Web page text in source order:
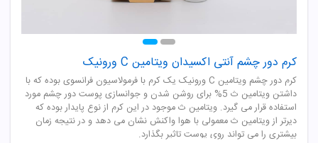
کرم دور چشم آنتی اکسیدان ویتامین C ورونیک
کرم دور چشم ویتامین C ورونیک یک کرم با فرمولاسیون فرانسوی بوده که با
داشتن ویتامین ث 5% برای روشن شدن و جوانسازی پوست دور چشم مورد
استفاده قرار می گیرد. ویتامین ث موجود در این کرم از نوع پایدار بوده که
دیرتر از ویتامین ث معمولی با هوا واکنش نشان می دهد و در نتیجه زمان
بیشتری را می تواند روی پوست تاثیر بگذارد.